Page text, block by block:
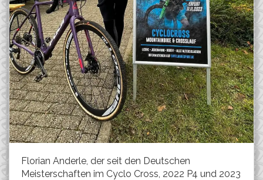
Florian Anderle, der seit den Deutschen
Meisterschaften im Cyclo Cross, 2022 P4 und 2023